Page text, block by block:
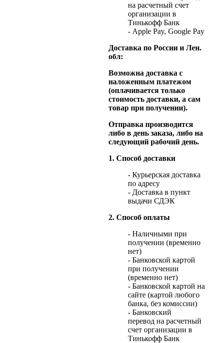
на расчетный счет
организации в
Тинькофф Банк
- Apple Pay, Google Pay
Доставка по России и Лен.
обл:
Возможна доставка с
наложенным платежом
(оплачивается только
стоимость доставки, а сам
товар при получении).
Отправка производится
либо в день заказа, либо на
следующий рабочий день.
1. Способ доставки
- Курьерская доставка
по адресу
- Доставка в пункт
выдачи СДЭК
2. Способ оплаты
- Наличными при
получении (временно
нет)
- Банковской картой
при получении
(временно нет)
- Банковской картой на
сайте (картой любого
банка, без комиссии)
- Банковский
перевод на расчетный
счет организации в
Тинькофф Банк